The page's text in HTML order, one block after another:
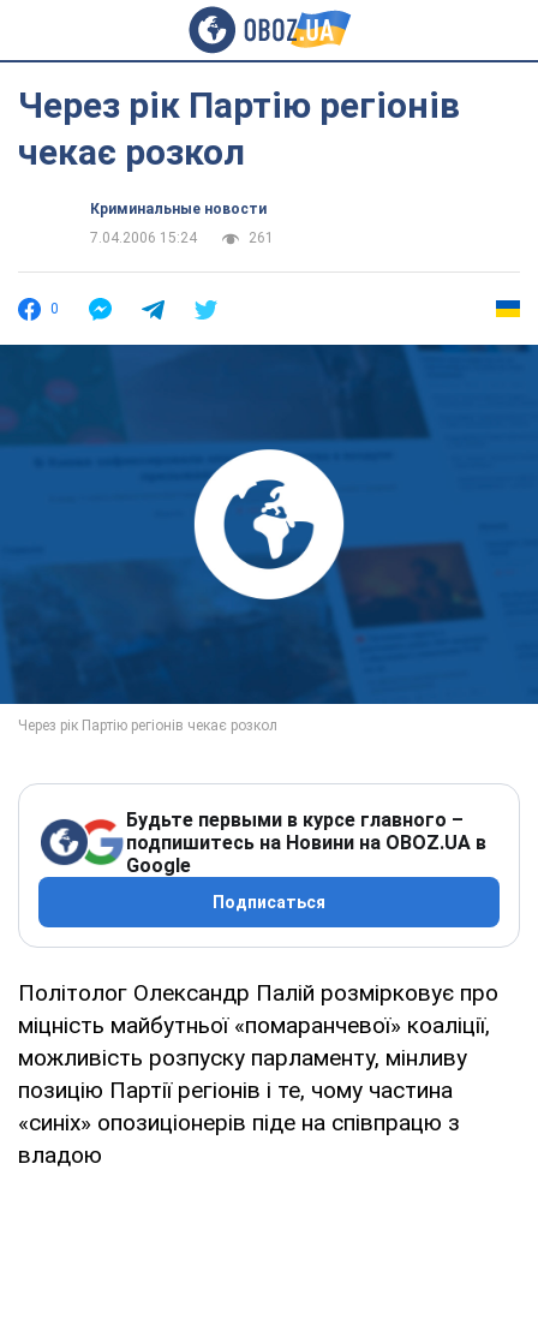
Через рік Партію регіонів
чекає розкол
Криминальные новости
7.04.2006 15:24
261
0
Будьте первыми в курсе главного –
подпишитесь на Новини на OBOZ.UA в
Google
Подписаться
Політолог Олександр Палій розмірковує про
міцність майбутньої «помаранчевої» коаліції,
можливість розпуску парламенту, мінливу
позицію Партії регіонів і те, чому частина
«синіх» опозиціонерів піде на співпрацю з
владою